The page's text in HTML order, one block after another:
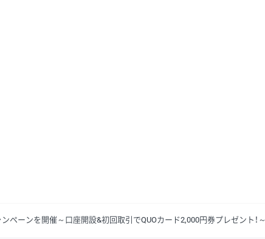
ペーンを開催～口座開設&初回取引でQUOカード2,000円券プレゼント！～